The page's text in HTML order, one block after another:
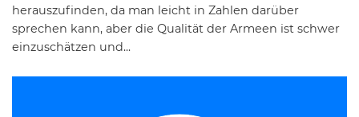
herauszufinden, da man leicht in Zahlen darüber
sprechen kann, aber die Qualität der Armeen ist schwer
einzuschätzen und...